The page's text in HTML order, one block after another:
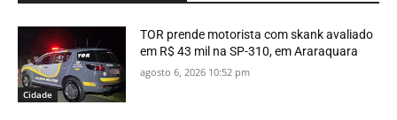
Cidade
TOR prende motorista com skank avaliado
em R$ 43 mil na SP-310, em Araraquara
agosto 6, 2026 10:52 pm